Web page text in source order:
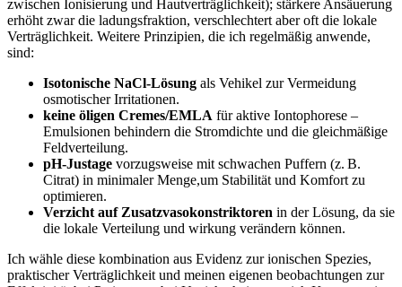
zwischen Ionisierung und Hautverträglichkeit); stärkere Ansäuerung
erhöht zwar‍ die ladungsfraktion, verschlechtert aber oft die lokale
Verträglichkeit. Weitere Prinzipien, die ⁣ich regelmäßig anwende,
sind:‍
Isotonische NaCl‑Lösung als⁣ Vehikel zur Vermeidung
osmotischer Irritationen.
keine öligen Cremes/EMLA für aktive Iontophorese –
Emulsionen behindern die Stromdichte und die gleichmäßige
Feldverteilung.
pH‑Justage vorzugsweise mit schwachen Puffern (z. B.
Citrat) ⁤in minimaler Menge,um Stabilität ‌und Komfort zu
optimieren.
Verzicht auf Zusatzvasokonstriktoren in ​der Lösung,⁣ da sie⁤
die lokale ⁤Verteilung und‍ wirkung verändern können.
Ich wähle diese kombination ⁣aus Evidenz ‌zur ⁢ionischen Spezies,
praktischer Verträglichkeit und meinen eigenen beobachtungen zur